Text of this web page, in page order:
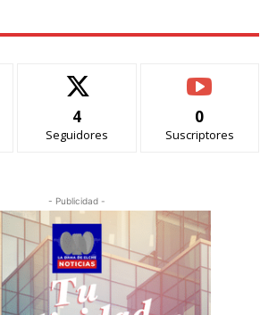
4
Seguidores
0
Suscriptores
- Publicidad -